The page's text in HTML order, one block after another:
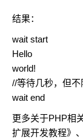
结果：
wait start
Hello
world!
//等待几秒，但不
wait end
更多关于PHP相
扩展开发教程》